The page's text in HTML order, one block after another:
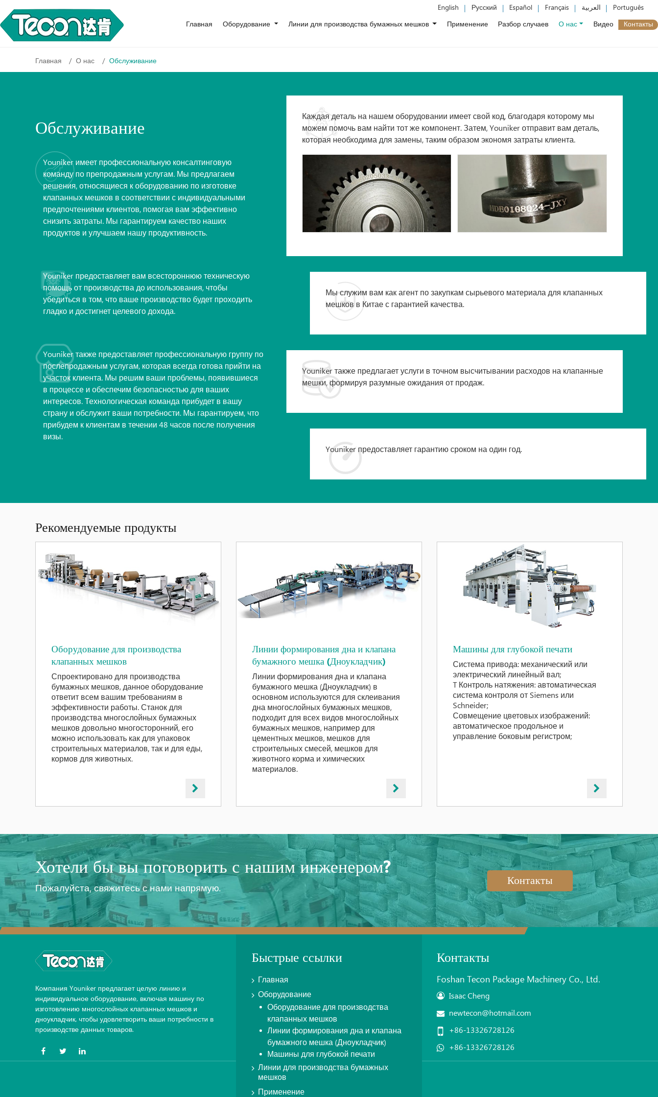
English Русский Español Français العربية
Português
Главная
Оборудование Линии для производства бумажных мешков Применение Разбор случаев О нас Видео Контакты
Главная О нас Обслуживание
Обслуживание

Youniker имеет профессиональную консалтинговую
команду по препродажным услугам. Мы предлагаем
решения, относящиеся к оборудованию по изготовке
клапанных мешков в соответствии с индивидуальными
предпочтениями клиентов, помогая вам эффективно
снизить затраты. Мы гарантируем качество наших
продуктов и улучшаем нашу продуктивность.

Youniker предоставляет вам всестороннюю техническую
помощь от производства до использования, чтобы
убедиться в том, что ваше производство будет проходить
гладко и достигнет целевого дохода.

Youniker также предоставляет профессиональную группу по
послепродажным услугам, которая всегда готова прийти на
участок клиента. Мы решим ваши проблемы, появившиеся
в процессе и обеспечим безопасностью для ваших
интересов. Технологическая команда прибудет в вашу
страну и обслужит ваши потребности. Мы гарантируем, что
прибудем к клиентам в течении 48 часов после получения
визы.

Каждая деталь на нашем оборудовании имеет свой код, благодаря которому мы
можем помочь вам найти тот же компонент. Затем, Youniker отправит вам деталь,
которая необходима для замены, таким образом экономя затраты клиента.

Мы служим вам как агент по закупкам сырьевого материала для клапанных
мешков в Китае с гарантией качества.

Youniker также предлагает услуги в точном высчитывании расходов на клапанные
мешки, формируя разумные ожидания от продаж.

Youniker предоставляет гарантию сроком на один год.
Рекомендуемые продукты
Оборудование для производства
клапанных мешков
Спроектировано для производства
бумажных мешков, данное оборудование
ответит всем вашим требованиям в
эффективности работы. Станок для
производства многослойных бумажных
мешков довольно многосторонний, его
можно использовать как для упаковок
строительных материалов, так и для еды,
кормов для животных.
Линии формирования дна и клапана
бумажного мешка (Дноукладчик)
Линии формирования дна и клапана
бумажного мешка (Дноукладчик) в
основном используются для склеивания
дна многослойных бумажных мешков,
подходит для всех видов многослойных
бумажных мешков, например для
цементных мешков, мешков для
строительных смесей, мешков для
животного корма и химических
материалов.
Машины для глубокой печати
Система привода: механический или
электрический линейный вал;
T Контроль натяжения: автоматическая
система контроля от Siemens или
Schneider;
Совмещение цветовых изображений:
автоматическое продольное и
управление боковым регистром;
Хотели бы вы поговорить с нашим инженером?
Пожалуйста, свяжитесь с нами напрямую.
Контакты
Компания Youniker предлагает целую линию и
индивидуальное оборудование, включая машину по
изготовлению многослойных клапанных мешков и
дноукладчик, чтобы удовлетворить ваши потребности в
производстве данных товаров.
Быстрые ссылки
Главная
Оборудование
Оборудование для производства
клапанных мешков
Линии формирования дна и клапана
бумажного мешка (Дноукладчик)
Машины для глубокой печати
Линии для производства бумажных
мешков
Применение
Контакты
Foshan Tecon Package Machinery Co., Ltd.
Isaac Cheng
newtecon@hotmail.com
+86-13326728126
+86-13326728126